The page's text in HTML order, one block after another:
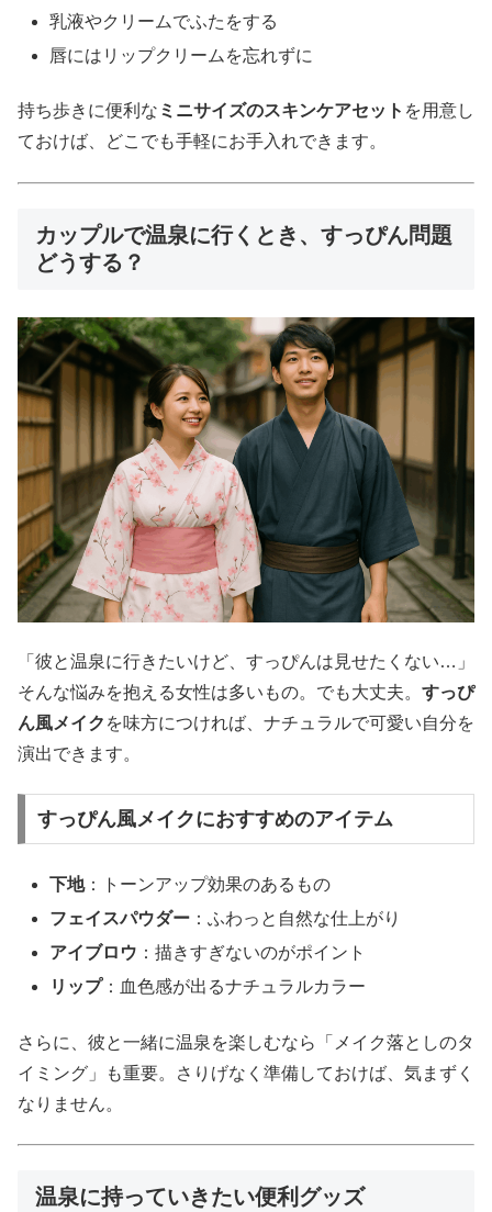
乳液やクリームでふたをする
唇にはリップクリームを忘れずに
持ち歩きに便利な ミニサイズのスキンケアセット を用意し
ておけば、どこでも手軽にお手入れできます。
カップルで温泉に行くとき、すっぴん問題
どうする？
「彼と温泉に行きたいけど、すっぴんは見せたくない…」
そんな悩みを抱える女性は多いもの。でも大丈夫。 すっぴ
ん風メイク を味方につければ、ナチュラルで可愛い自分を
演出できます。
すっぴん風メイクにおすすめのアイテム
下地：トーンアップ効果のあるもの
フェイスパウダー ：ふわっと自然な仕上がり
アイブロウ ：描きすぎないのがポイント
リップ：血色感が出るナチュラルカラー
さらに、彼と一緒に温泉を楽しむなら「メイク落としのタ
イミング」も重要。さりげなく準備しておけば、気まずく
なりません。
温泉に持っていきたい便利グッズ